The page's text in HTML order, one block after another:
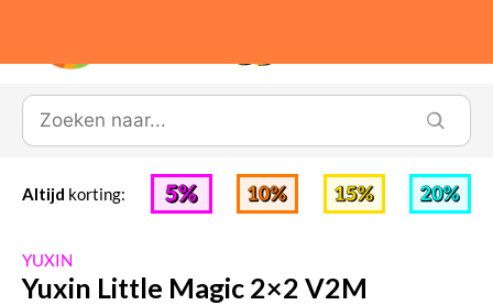
Altijd korting:
YUXIN
Yuxin Little Magic 2×2 V2M